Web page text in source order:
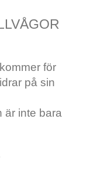
för
på sin
är inte bara